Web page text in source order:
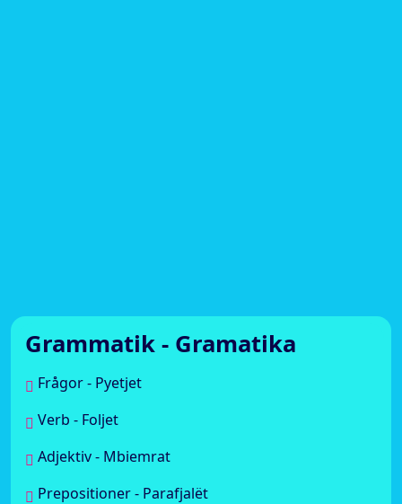
Grammatik - Gramatika
Frågor - Pyetjet
Verb - Foljet
Adjektiv - Mbiemrat
Prepositioner - Parafjalët